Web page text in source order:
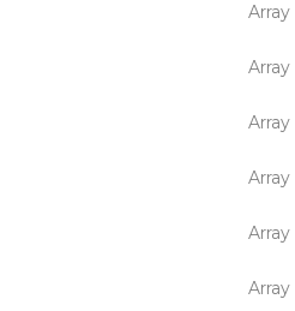
Array
Array
Array
Array
Array
Array